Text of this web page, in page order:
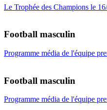
Le Trophée des Champions le
Football masculin
Programme média de l'équipe
Football masculin
Programme média de l'équipe